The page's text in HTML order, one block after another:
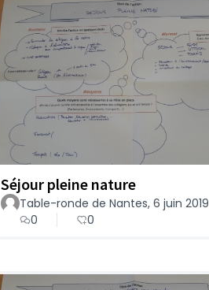
Séjour pleine nature
Table-ronde de Nantes, 6 juin 2019
0
0